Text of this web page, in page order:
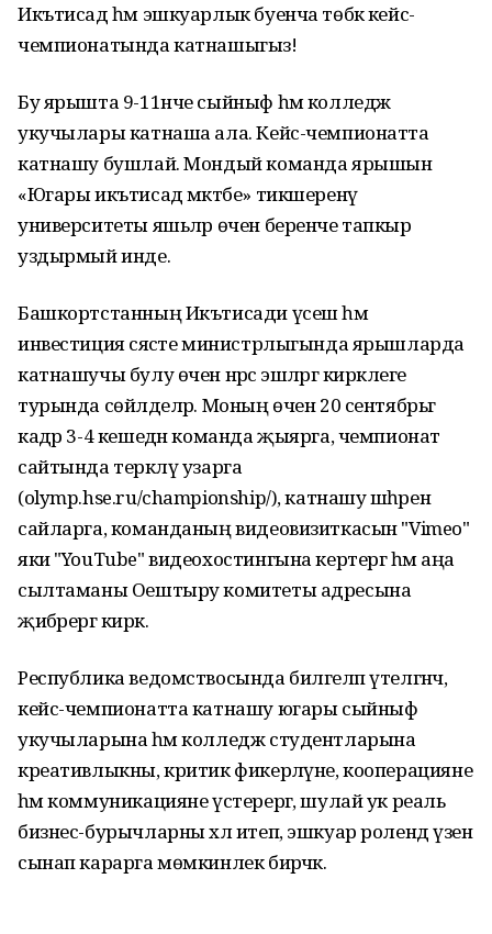
Икътисад һәм эшкуарлык буенча төбәк кейс-
чемпионатында катнашыгыз!
Бу ярышта 9-11нче сыйныф һәм колледж
укучылары катнаша ала. Кейс-чемпионатта
катнашу бушлай. Мондый команда ярышын
«Югары икътисад мәктәбе» тикшеренү
университеты яшьләр өчен беренче тапкыр
уздырмый инде.
Башкортстанның Икътисади үсеш һәм
инвестиция сәясәте министрлыгында ярышларда
катнашучы булу өчен нәрсә эшләргә кирәклеге
турында сөйләделәр. Моның өчен 20 сентябрьгә
кадәр 3-4 кешедән команда җыярга, чемпионат
сайтында теркәлү узарга
(olymp.hse.ru/championship/), катнашу шәһәрен
сайларга, команданың видеовизиткасын "Vimeo"
яки "YouTube" видеохостингына кертергә һәм аңа
сылтаманы Оештыру комитеты адресына
җибәрергә кирәк.
Республика ведомствосында билгеләп үтелгәнчә,
кейс-чемпионатта катнашу югары сыйныф
укучыларына һәм колледж студентларына
креативлыкны, критик фикерләүне, кооперацияне
һәм коммуникацияне үстерергә, шулай ук реаль
бизнес-бурычларны хәл итеп, эшкуар ролендә үзен
сынап карарга мөмкинлек бирәчәк.